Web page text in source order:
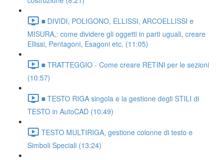
■ DIVIDI, POLIGONO, ELLISSI, ARCOELLISSI e
MISURA,: come dividere gli oggetti in parti uguali, creare
Ellissi, Pentagoni, Esagoni etc. (11:05)
■ TRATTEGGIO - Come creare RETINI per le sezioni
(10:57)
■ TESTO RIGA singola e la gestione degli STILI di
TESTO in AutoCAD (10:49)
TESTO MULTIRIGA, gestione colonne di testo e
Simboli Speciali (13:24)